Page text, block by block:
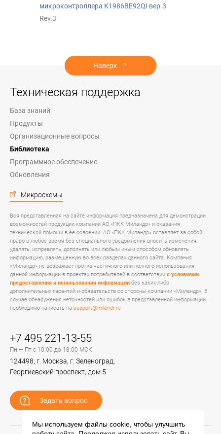
микроконтроллера К1986ВЕ92QI вер.3
Rev.3
Наверх
Техническая поддержка
База знаний
Продукты
Организационные вопросы
Библиотека
Программное обеспечение
Обновления
Микросхемы
Вся представленная на сайте информация предназначена для демонстрации
возможностей продукции компании АО «ПКК Миландр» и оказания
технической помощи в ее освоении. АО «ПКК Миландр» оставляет за собой
право в любое время без специального уведомления вносить изменения,
удалять, исправлять, дополнять или любым иным способом обновлять
информацию, размещенную во всех разделах данного сайта. Компания
«Миландр» не возражает против частичного или полного использования
данной информации в проектах потребителей в соответствии с условиями
предоставления и использования информации без каких-либо
дополнительных гарантий и обязательств со стороны компании «Миландр». В
случае обнаружения неточностей или ошибок в представленной информации
необходимо написать на support@milandr.ru
+7 495 221-13-55
Пн — Пт с 10:00 до 18:00 МСК
124498, г. Москва, г. Зеленоград,
Георгиевский проспект, дом 5
Задать вопрос
Мы используем файлы cookie, чтобы улучшить